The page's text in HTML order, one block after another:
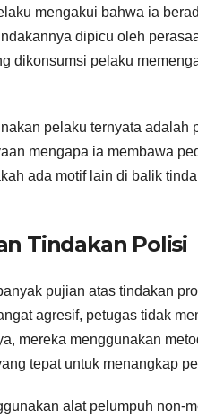
mengakui bahwa ia
dipicu oleh
dikonsumsi pelaku
pelaku ternyata
mengapa ia membawa
ada motif lain di balik
Tindakan Polisi
pujian atas tindakan
agresif, petugas tidak
mereka menggunakan
tepat untuk menangkap
alat pelumpuh non-